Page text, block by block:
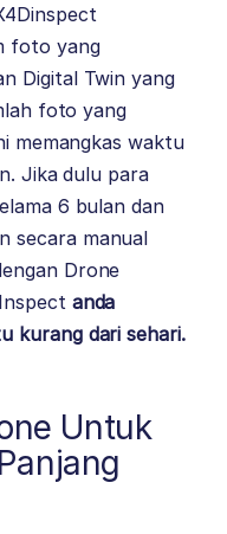
foto yang
Digital Twin yang
foto yang
memangkas waktu
Jika dulu para
6 bulan dan
secara manual
Drone
anda
kurang dari sehari.
Untuk